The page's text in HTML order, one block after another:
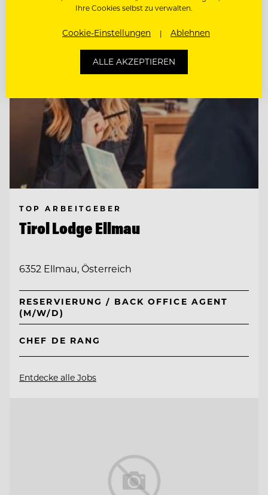
TOP ARBEITGEBER
Tirol Lodge Ellmau
6352 Ellmau, Österreich
RESERVIERUNG / BACK OFFICE AGENT
(M/W/D)
CHEF DE RANG
Entdecke alle Jobs
Ihre Cookies selbst zu verwalten.
Cookie-Einstellungen Ablehnen
ALLE AKZEPTIEREN